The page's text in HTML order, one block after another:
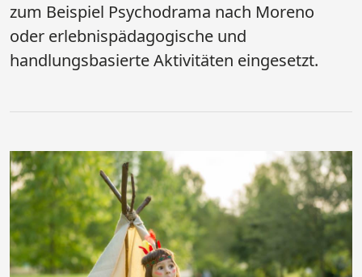
zum Beispiel Psychodrama nach Moreno
oder erlebnispädagogische und
handlungsbasierte Aktivitäten eingesetzt.